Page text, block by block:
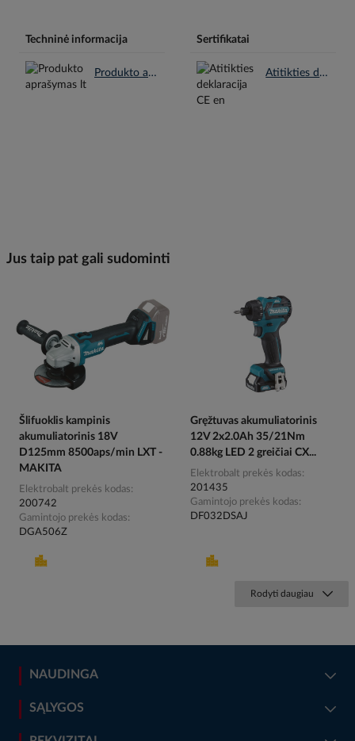
Techninė informacija
Produkto aprašymas lt.pdf
Sertifikatai
Atitikties deklaracija CE en.pdf
Jus taip pat gali sudominti
Šlifuoklis kampinis
akumuliatorinis 18V
D125mm 8500aps/min LXT -
MAKITA
Elektrobalt prekės kodas
200742
Gamintojo prekės kodas
DGA506Z
Gręžtuvas akumuliatorinis
12V 2x2.0Ah 35/21Nm
0.88kg LED 2 greičiai CX...
Elektrobalt prekės kodas
201435
Gamintojo prekės kodas
DF032DSAJ
Rodyti daugiau
NAUDINGA
SĄLYGOS